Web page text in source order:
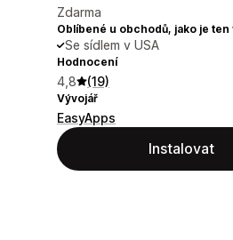
Zdarma
Oblíbené u obchodů, jako je ten
Se sídlem v USA
Hodnocení
4,8 (19)
Vývojář
EasyApps
Instalovat